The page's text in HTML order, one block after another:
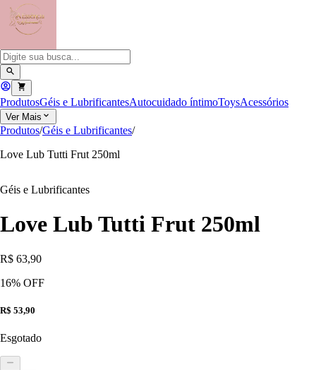
ProdutosGéis e LubrificantesAutocuidado íntimoToysAcessórios
Ver Mais
Produtos/Géis e Lubrificantes/
Love Lub Tutti Frut 250ml
Géis e Lubrificantes
Love Lub Tutti Frut 250ml
R$ 63,90
16% OFF
R$ 53,90
Esgotado